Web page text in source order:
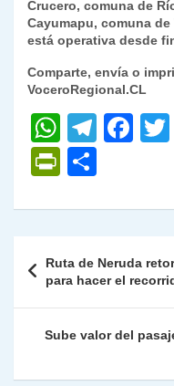
Crucero, comuna de
Cayumapu, comuna
está operativa desde
Comparte, envía o
VoceroRegional.CL
W
h
at
s
p
p
T
gr
m
F
e
o
o
k
P
nt
Fr
ie
n
dl
m
p
ar
tir
de
entradas
Ruta de Neruda
para hacer el
Sube valor del